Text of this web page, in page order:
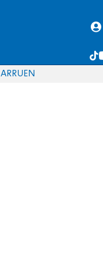
EN
RU
AR